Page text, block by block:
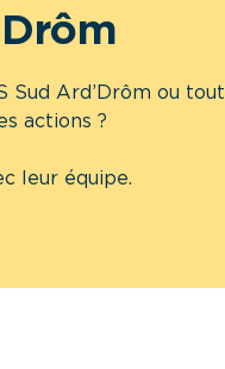
Sud Ard’Drôm ou tout
actions ?
leur équipe.